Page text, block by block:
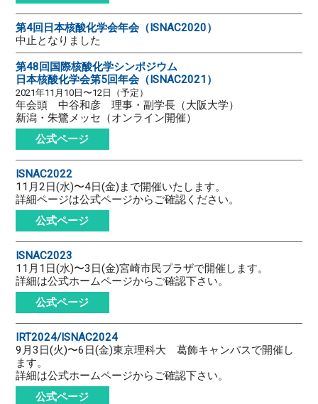
第4回日本核酸化学会年会（ISNAC2020）
中止となりました
第48回国際核酸化学シンポジウム
日本核酸化学会第5回年会（ISNAC2021）
2021年11月10日〜12日（予定）
年会頭 中谷和彦 理事・副学長（大阪大学）
新潟・朱鷺メッセ（オンライン開催）
公式ページ
ISNAC2022
11月2日(水)〜4日(金)まで開催いたします。
詳細ページは公式ページからご確認ください。
公式ページ
ISNAC2023
11月1日(水)〜3日(金)宮崎市民プラザで開催します。
詳細は公式ホームページからご確認下さい。
公式ページ
IRT2024/ISNAC2024
9月3日(火)〜6日(金)東京理科大 葛飾キャンパスで開催し
ます。
詳細は公式ホームページからご確認下さい。
公式ページ